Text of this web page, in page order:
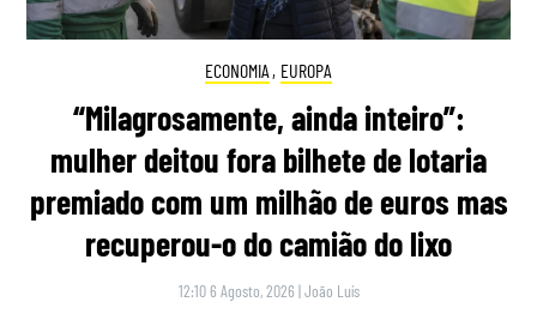
ECONOMIA , EUROPA
“Milagrosamente, ainda inteiro”:
mulher deitou fora bilhete de lotaria
premiado com um milhão de euros mas
recuperou-o do camião do lixo
12:10 6 Agosto, 2026 |João Luís